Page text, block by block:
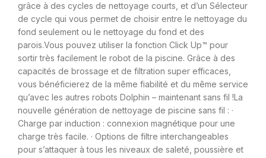
grâce à des cycles de nettoyage courts, et d’un Sélecteur
de cycle qui vous permet de choisir entre le nettoyage du
fond seulement ou le nettoyage du fond et des
parois.Vous pouvez utiliser la fonction Click Up™ pour
sortir très facilement le robot de la piscine. Grâce à des
capacités de brossage et de filtration super efficaces,
vous bénéficierez de la même fiabilité et du même service
qu’avec les autres robots Dolphin – maintenant sans fil !La
nouvelle génération de nettoyage de piscine sans fil : ·
Charge par induction : connexion magnétique pour une
charge très facile. · Options de filtre interchangeables
pour s’attaquer à tous les niveaux de saleté, poussière et